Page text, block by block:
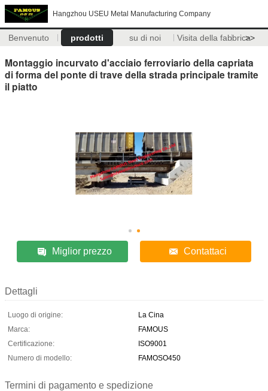
Hangzhou USEU Metal Manufacturing Company
Benvenuto prodotti su di noi Visita della fabbrica>>
Montaggio incurvato d'acciaio ferroviario della capriata
di forma del ponte di trave della strada principale tramite
il piatto
Miglior prezzo Contattaci
Dettagli
Luogo di origine:
La Cina
Marca:
FAMOUS
Certificazione:
ISO9001
Numero di modello:
FAMOSO450
Termini di pagamento e spedizione